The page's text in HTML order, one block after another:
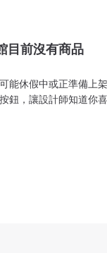
目前沒有商品
能休假中或正準備上
鈕，讓設計師知道你